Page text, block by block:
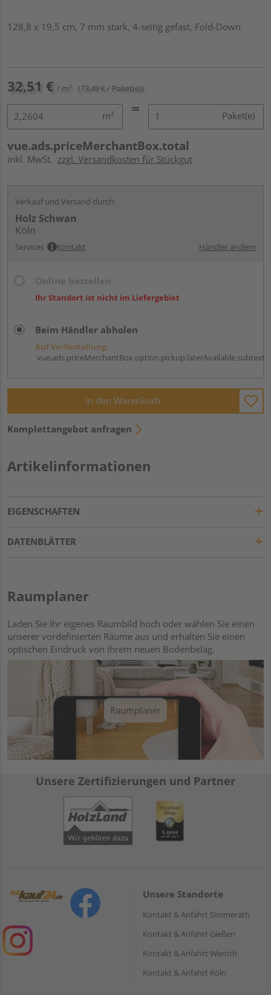
128,8 x 19,5 cm, 7 mm stark, 4-seitig gefast, Fold-Down
32,51 € / m² (73,49 € / Paket(e))
m² Paket(e)
vue.ads.priceMerchantBox.total
inkl. MwSt. zzgl. Versandkosten für Stückgut
Verkauf und Versand durch:
Holz Schwan
Köln
Services Kontakt Händler ändern
Ihr Standort ist nicht im Liefergebiet
Beim Händler abholen
Auf Vorbestellung:
vue.ads.priceMerchantBox.option.pickup.laterAvailable.subtext
In den Warenkorb
Komplettangebot anfragen
Artikelinformationen
EIGENSCHAFTEN
DATENBLÄTTER
Raumplaner
Laden Sie Ihr eigenes Raumbild hoch oder wählen Sie einen
unserer vordefinierten Räume aus und erhalten Sie einen
optischen Eindruck von Ihrem neuen Bodenbelag.
Raumplaner
Unsere Zertifizierungen und Partner
Unsere Standorte
Kontakt & Anfahrt Simmerath
Kontakt & Anfahrt Gießen
Kontakt & Anfahrt Weroth
Kontakt & Anfahrt Köln